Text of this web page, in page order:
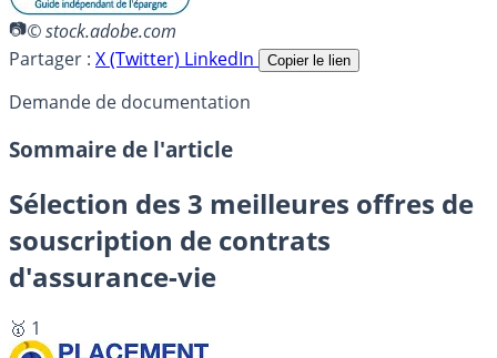
© stock.adobe.com
Partager : X (Twitter) LinkedIn Copier le lien
Demande de documentation
Sommaire de l'article
Sélection des 3 meilleures offres de
souscription de contrats
d'assurance-vie
🥇 1